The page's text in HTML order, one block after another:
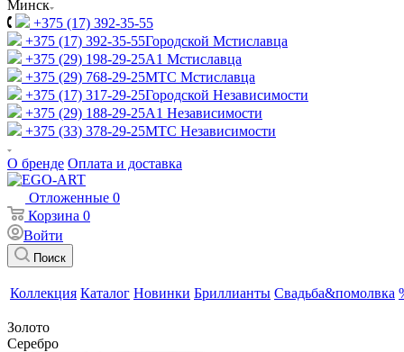
Минск
+375 (17) 392-35-55
+375 (17) 392-35-55Городской Мстиславца
+375 (29) 198-29-25A1 Мстиславца
+375 (29) 768-29-25МТС Мстиславца
+375 (17) 317-29-25Городской Независимости
+375 (29) 188-29-25A1 Независимости
+375 (33) 378-29-25МТС Независимости
О бренде Оплата и доставка
Отложенные 0
Корзина 0
Войти
Поиск
Коллекция Каталог Новинки Бриллианты Свадьба&помолвка
Золото
Серебро